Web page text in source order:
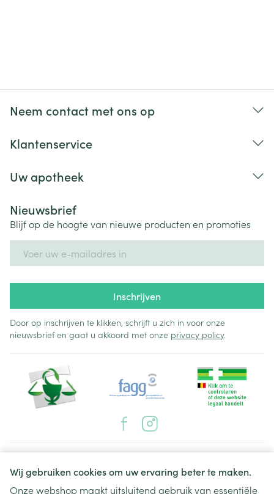
Wij gebruiken cookies om uw ervaring beter te maken.
Onze webshop maakt uitsluitend gebruik van essentiële
Neem contact met ons op
Klantenservice
Uw apotheek
Nieuwsbrief
Blijf op de hoogte van nieuwe producten en promoties
Inschrijven
Door op inschrijven te klikken, schrijft u zich in voor onze
nieuwsbrief en gaat u akkoord met onze privacy policy.
Juridische links